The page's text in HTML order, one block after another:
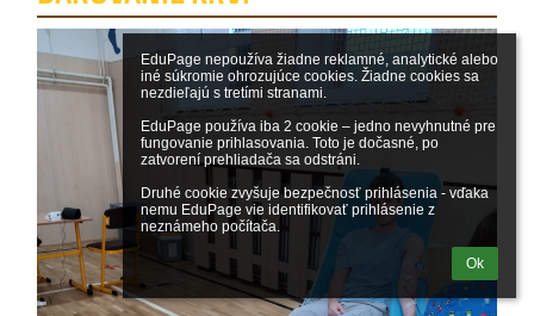
EduPage nepoužíva žiadne reklamné, analytické alebo
iné súkromie ohrozujúce cookies. Žiadne cookies sa
nezdieľajú s tretími stranami.
EduPage používa iba 2 cookie – jedno nevyhnutné pre
fungovanie prihlasovania. Toto je dočasné, po
zatvorení prehliadača sa odstráni.
Druhé cookie zvyšuje bezpečnosť prihlásenia - vďaka
nemu EduPage vie identifikovať prihlásenie z
neznámeho počítača.
Ok